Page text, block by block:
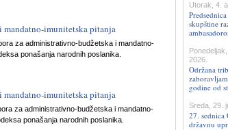
mandatno-imunitetska pitanja
za administrativno-budžetska i mandatno-
ponašanja narodnih poslanika.
mandatno-imunitetska pitanja
za administrativno-budžetska i mandatno-
ponašanja narodnih poslanika.
Utorak, 4.
skupštine
2026.
Održana
godine od
Sreda, 29.
27. sednica
državnu